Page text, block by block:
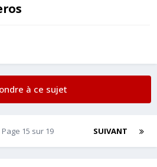
à ce sujet
SUIVANT
Page 15 sur 19